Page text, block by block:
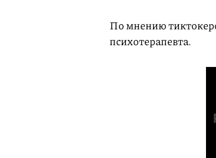
По мнению
психотерапевта.